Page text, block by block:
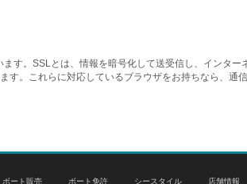
す。SSLとは、情報を暗号化して送受信し、インタ
す。これらに対応しているブラウザをお持ちなら、
ボート販売 ボート免許 シースタイル 店舗情報